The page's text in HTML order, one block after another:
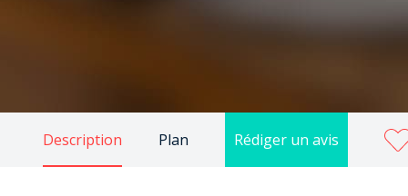
Description Plan Rédiger un avis